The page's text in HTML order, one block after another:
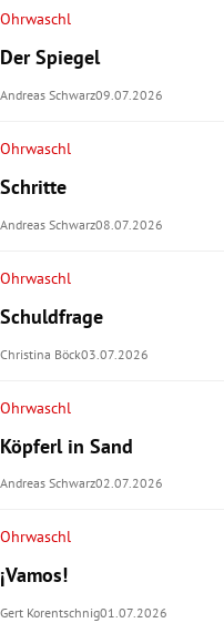
Ohrwaschl
Der Spiegel
Andreas Schwarz09.07.2026
Ohrwaschl
Schritte
Andreas Schwarz08.07.2026
Ohrwaschl
Schuldfrage
Christina Böck03.07.2026
Ohrwaschl
Köpferl in Sand
Andreas Schwarz02.07.2026
Ohrwaschl
¡Vamos!
Gert Korentschnig01.07.2026